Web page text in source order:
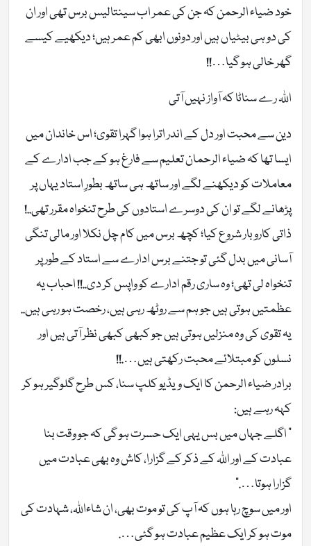
خود ضیاء الرحمن کہ جن کی عمر اب سینتالیس برس تھی اور ان
کی دو ہی بیٹیاں ہیں اور دونوں ابھی کم عمر ہیں؛ دیکھیے کیسے
گھر خالی ہو گیا…!!
اللہ رے سناٹا کہ آواز نہیں آتی
دین سے محبت اور دل کے اندر اترا ہوا گہرا تقوی؛ اس خاندان میں
ایسا تھا کہ ضیاء الرحمان تعلیم سے فارغ ہو کے جب ادارے کے
معاملات کو دیکھنے لگے اور ساتھ ہی ساتھ بطورِ استاد یہاں پر
پڑھانے لگے تو ان کی دوسرے استادوں کی طرح تنخواہ مقرر تھی..!
ذاتی کاروبار شروع کیا؛ کچھ برس میں کام چل نکلا اور مالی تنگی
آسانی میں بدل گئی تو جتنے برس ادارے سے استاد کے طور پر
تنخواہ لی تھی؛ وہ ساری رقم ادارے کو واپس کر دی..!! احباب یہ
عظمتیں ہوتی ہیں جو ہم سے روٹھ رہی ہیں، رخصت ہو رہی ہیں..
یہ تقوی کی وہ منزلیں ہوتی ہیں جو کبھی کبھی نظر آتی ہیں اور
نسلوں کو مبتلائے محبت رکھتی ہیں….!!
برادر ضیاء الرحمن کا ایک ویڈیو کلپ سنا، کس طرح گلوگیر ہو کر
کہہ رہے ہیں:
” اگلے جہاں میں بس یہی ایک حسرت ہو گی کہ جو وقت بنا
عبادت کے اور اللہ کے ذکر کے گزارا، کاش وہ بھی عبادت میں
گزارا ہوتا….”
اور میں سوچ رہا ہوں کہ آپ کی تو موت بھی، ان شاءاللہ، شہادت کی
موت ہو کر ایک عظیم عبادت ہو گئی….